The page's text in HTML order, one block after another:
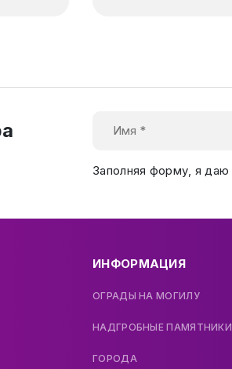
Заполняя форму, я даю
ИНФОРМАЦИЯ
ОГРАДЫ НА МОГИЛУ
НАДГРОБНЫЕ ПАМЯТНИКИ
ГОРОДА